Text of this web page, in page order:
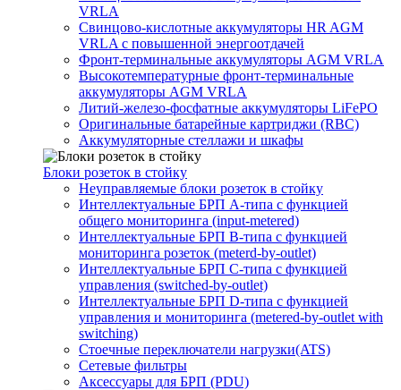
VRLA
Свинцово-кислотные аккумуляторы HR AGM
VRLA с повышенной энергоотдачей
Фронт-терминальные аккумуляторы AGM VRLA
Высокотемпературные фронт-терминальные
аккумуляторы AGM VRLA
Литий-железо-фосфатные аккумуляторы LiFePO
Оригинальные батарейные картриджи (RBC)
Аккумуляторные стеллажи и шкафы
Блоки розеток в стойку
Неуправляемые блоки розеток в стойку
Интеллектуальные БРП А-типа с функцией
общего мониторинга (input-metered)
Интеллектуальные БРП B-типа с функцией
мониторинга розеток (meterd-by-outlet)
Интеллектуальные БРП C-типа с функцией
управления (switched-by-outlet)
Интеллектуальные БРП D-типа с функцией
управления и мониторинга (metered-by-outlet with
switching)
Стоечные переключатели нагрузки(ATS)
Сетевые фильтры
Аксессуары для БРП (PDU)